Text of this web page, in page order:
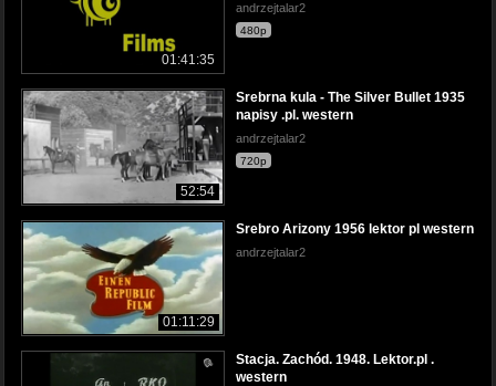
01:41:35
andrzejtalar2
480p
52:54
Srebrna kula - The Silver Bullet 1935
napisy .pl. western
andrzejtalar2
720p
01:11:29
Srebro Arizony 1956 lektor pl western
andrzejtalar2
Stacja. Zachód. 1948. Lektor.pl .
western